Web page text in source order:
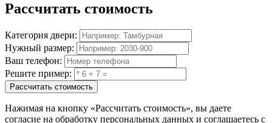
Рассчитать стоимость
Категория двери:
Нужный размер:
Ваш телефон:
Решите пример:
Рассчитать стоимость
Нажимая на кнопку «Рассчитать стоимость», вы даете
согласие на обработку персональных данных и соглашаетесь с